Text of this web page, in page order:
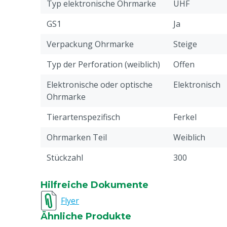
Erkennung: Individuell und in Gruppen
Typ elektronische Ohrmarke
UHF
GS1
Ja
Verpackung Ohrmarke
Steige
Typ der Perforation (weiblich)
Offen
Elektronische oder optische
Ohrmarke
Elektronisch
Tierartenspezifisch
Ferkel
Ohrmarken Teil
Weiblich
Stückzahl
300
Pin-Typ Verbindung
Material
Hilfreiche Dokumente
Flyer
Ähnliche Produkte